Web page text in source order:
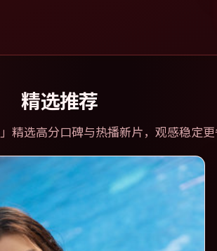
精选推荐
」精选高分口碑与热播新片，观感稳定